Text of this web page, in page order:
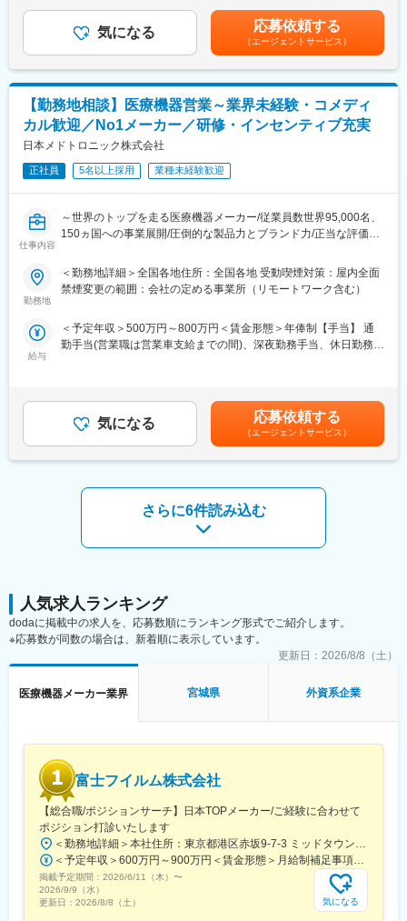
磨かれます。
■選考ポジション：
これまでのご経験やご希望に合わせてご紹介いたします。
≪配属部門一例≫
・Cardiac Rhythm Management
・Cardiac Ablation Solutions
・Structural Heart
・SPINE
・Neuro Vascular
・Neuro Modulation 等
■業務詳細
担当エリアの病院（主に医師）に対し、当社にて扱っている製品
を提案していただきます。医師のニーズを掘り下げた上で解決に
最適なソリューションを提案する、コンサルティングのような営
業スタイルになります。
＜具体的な業務内容＞
・担当する製品の提案、技術サポート（手術の立会いあり）
・最新の医療関連情報の提供、医療機関へのサポート（勉強・セ
ミナーの主催など）
・販売代理店へのサポート
※担当病院数は10～15施設ほどです。
※緊急の呼び出し等は発生いたしません。
■担当製品
サージェリー事業本部で展開している外科の製品群で「手術用縫
ップを揃えており、顧客のニーズに合わせた最適なソリューショ
ン提案が可能です。
入社後は会社、製品に関して知識を深めていただくため3か月の研
修を行っています。座学だけでなく、実際に担当する製品の操作
を頂くなど基礎的な知識を身につけてからの現場配属になりま
す。現場配属後も上長や先輩社員との営業動向や勉強会、年次や
階層別の研修プログラムを用意しているため、継続的に知識習得
※初期研修期間中は会社で手配するビジネスホテルに宿泊していた
■キャリアパス
ます。
例）GROWプログラム：短期間にて他部署の業務体験が可能／社
内公募制度：職種、セクター間の異動を行える制度
補足＞※ご経験やスキルを考慮し決定いたします。※上記はインセ
ンティブを含む金額です。賃金はあくまでも目安の金額であり、
選考を通じて上下する可能性があります。月給(月額)は固定手当を
含めた表記です。
気になる 応募依頼する
（エージェントサービス）
【勤務地相談】医療機器営業～業界未経験・コメディ
カル歓迎／No1メーカー／研修・インセンティブ充実
日本メドトロニック株式会社
正社員 5名以上採用 業種未経験歓迎
仕事内容
～世界のトップを走る医療機器メーカー/従業員数世界95,000名、
150ヵ国への事業展開/圧倒的な製品力とブランド力/正当な評価体
いう社会貢献度～
■企業の特徴／魅力：
て最前線で業界をリードしています。
当社は1949年の設立以来、医療技術の革新を続け、電池式体外型
品を扱い、社会貢献性の高い仕事に携わりたい方におすすめで
す。
■評価制度：
ています。
100%達成の場合は3桁の支給が見込めます。
■業務概要：
分析を駆使して戦略的にアプローチします。また、手術に立ち会
い、技術的なサポートも担当し、患者様の健康に貢献します。
■職務詳細：
・手術立ち会い／技術サポート
入社後、約1年をかけて1人前になれる研修・OJT制度を完備。座
学研修と先輩社員との同行で、着実に力をつけることができま
す。戦略的な営業活動を通じて、医師との折衝やデータ分析のス
キルも磨かれます。
変更の範囲：会社の定める業務
勤務地
＜勤務地詳細＞全国各地住所：全国各地 受動喫煙対策：屋内全面
禁煙変更の範囲：会社の定める事業所（リモートワーク含む）
給与
＜予定年収＞500万円～800万円＜賃金形態＞年俸制【手当】 通
勤手当(営業職は営業車支給までの間)、深夜勤務手当、休日勤務手
年目の場合固定年収 500万円 インセンティブ 380万円35歳、
入社8年目の場合固定年収 600万円 インセンティブ 400万円
賃金はあくまでも目安の金額であり、選考を通じて上下する可能
性があります。月給(月額)は固定手当を含めた表記です。
気になる 応募依頼する
（エージェントサービス）
さらに6件読み込む
人気求人ランキング
dodaに掲載中の求人を、応募数順にランキング形式でご紹介します。
※応募数が同数の場合は、新着順に表示しています。
更新日： 2026/8/8（土）
医療機器メーカー業界 宮城県 外資系企業
富士フイルム株式会社
【総合職/ポジションサーチ】日本TOPメーカー/ご経験に合わせて
ポジション打診いたします
掲載予定期間： 2026/6/11（木） 〜
2026/9/9（水）
更新日： 2026/8/8（土） 気になる